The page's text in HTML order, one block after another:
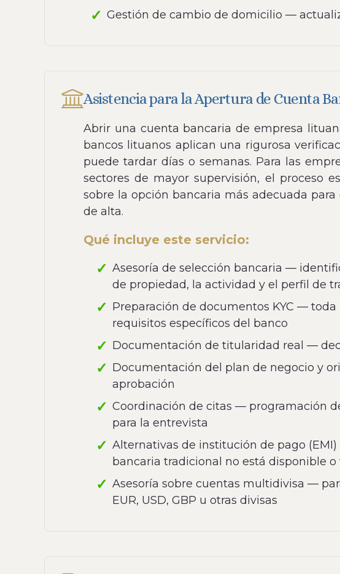
Gestión de cambio de domicilio —
Asistencia para la Apertura de Cuenta
Abrir una cuenta bancaria de empresa
bancos lituanos aplican una rigurosa
puede tardar días o semanas. Para las
sectores de mayor supervisión, el proceso
sobre la opción bancaria más adecuada
de alta.
Qué incluye este servicio:
Asesoría de selección bancaria —
de propiedad, la actividad y el perfil de
Preparación de documentos KYC —
requisitos específicos del banco
Documentación de titularidad real —
Documentación del plan de negocio y
aprobación
Coordinación de citas — programación
para la entrevista
Alternativas de institución de pago
bancaria tradicional no está disponible o
Asesoría sobre cuentas multidivisa —
EUR, USD, GBP u otras divisas